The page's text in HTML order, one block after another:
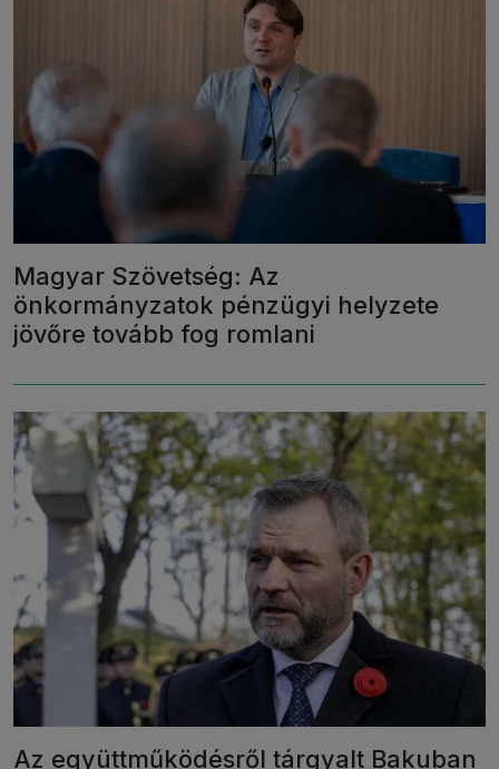
Magyar Szövetség: Az
önkormányzatok pénzügyi helyzete
jövőre tovább fog romlani
Az együttműködésről tárgyalt Bakuban